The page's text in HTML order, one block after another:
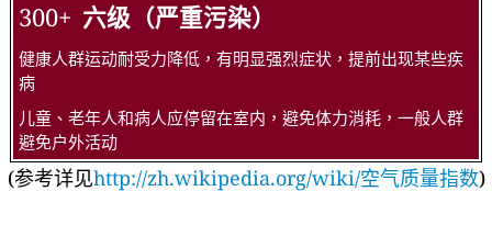
300+ 六级（严重污染）
健康人群运动耐受力降低，有明显强烈症状，提前出现某些疾
病
儿童、老年人和病人应停留在室内，避免体力消耗，一般人群
避免户外活动
(参考详见http://zh.wikipedia.org/wiki/空气质量指数)